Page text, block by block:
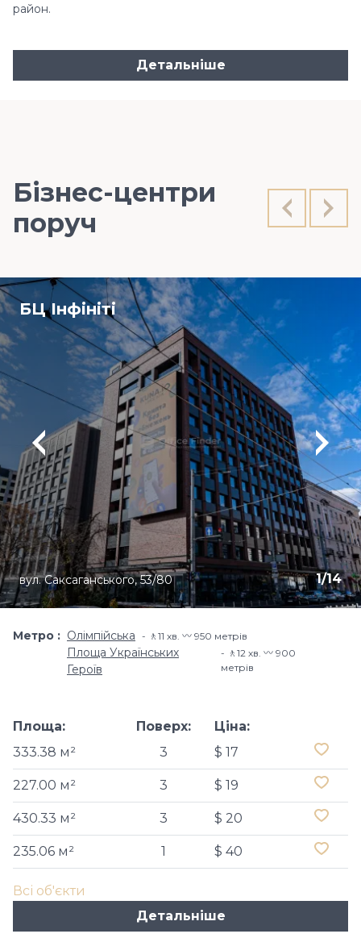
район.
Детальніше
Бізнес-центри
поруч
БЦ Інфініті
1/14
вул. Саксаганського, 53/80
Метро Олімпійська 🚶11 хв​. 〰️ 950 метрів
Площа Українських
Героїв
🚶12 хв​. 〰️ 900
метрів
Площа:
333.38 м²
Поверх:
3
Ціна:
$ 17
227.00 м² 3 $ 19
430.33 м² 3 $ 20
235.06 м² 1 $ 40
Всі об'єкти
Детальніше